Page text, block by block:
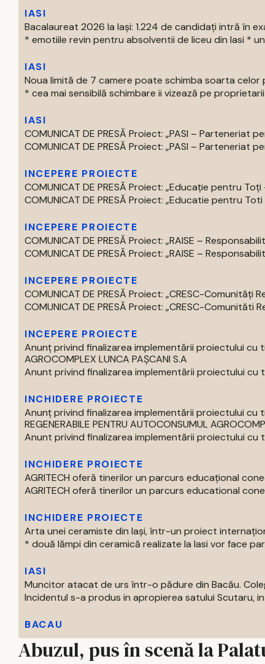
IASI
Bacalaureat 2026 la Iași: 1.224 de candidați intră în
* emotiile revin pentru absolventii de liceu din Iasi * un
IASI
Noua limită de 7 camere poate schimba soarta celor
* cea mai sensibilă schimbare ii vizează pe
IASI
COMUNICAT DE PRESĂ Proiect: „PASI – Parteneriat
COMUNICAT DE PRESĂ Proiect: „PASI – Parteneriat
INCEPERE PROIECTE
COMUNICAT DE PRESĂ Proiect: „Educație pentru
COMUNICAT DE PRESĂ Proiect: „Educatie pentru Toti
INCEPERE PROIECTE
COMUNICAT DE PRESĂ Proiect: „RAISE –
COMUNICAT DE PRESĂ Proiect: „RAISE –
INCEPERE PROIECTE
COMUNICAT DE PRESĂ Proiect: „CRESC-
COMUNICAT DE PRESĂ Proiect: „CRESC-Comunităti
INCEPERE PROIECTE
Anunț privind finalizarea implementării proiectului cu
AGROCOMPLEX LUNCA PAȘCANI S.A
Anunt privind finalizarea implementării proiectului cu
INCHIDERE PROIECTE
Anunț privind finalizarea implementării proiectului cu
REGENERABILE PENTRU AUTOCONSUMUL
Anunt privind finalizarea implementării proiectului cu
INCHIDERE PROIECTE
AGRITECH oferă tinerilor un parcurs educațional
AGRITECH oferă tinerilor un parcurs educational
INCHIDERE PROIECTE
Arta unei ceramiste din Iași, într-un proiect
* două lămpi din ceramică realizate la Iasi vor face
IASI
Muncitor atacat de urs într-o pădure din Bacău.
Incidentul s-a produs in apropierea satului Scutaru,
BACAU
Abuzul, pus în scenă la